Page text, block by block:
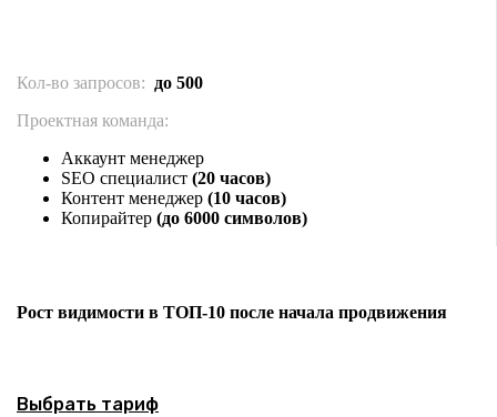
Кол-во запросов: до 500
Проектная команда:
Аккаунт менеджер
SEO специалист (20 часов)
Контент менеджер (10 часов)
Копирайтер (до 6000 символов)
Рост видимости в ТОП-10 после начала продвижения
Выбрать тариф